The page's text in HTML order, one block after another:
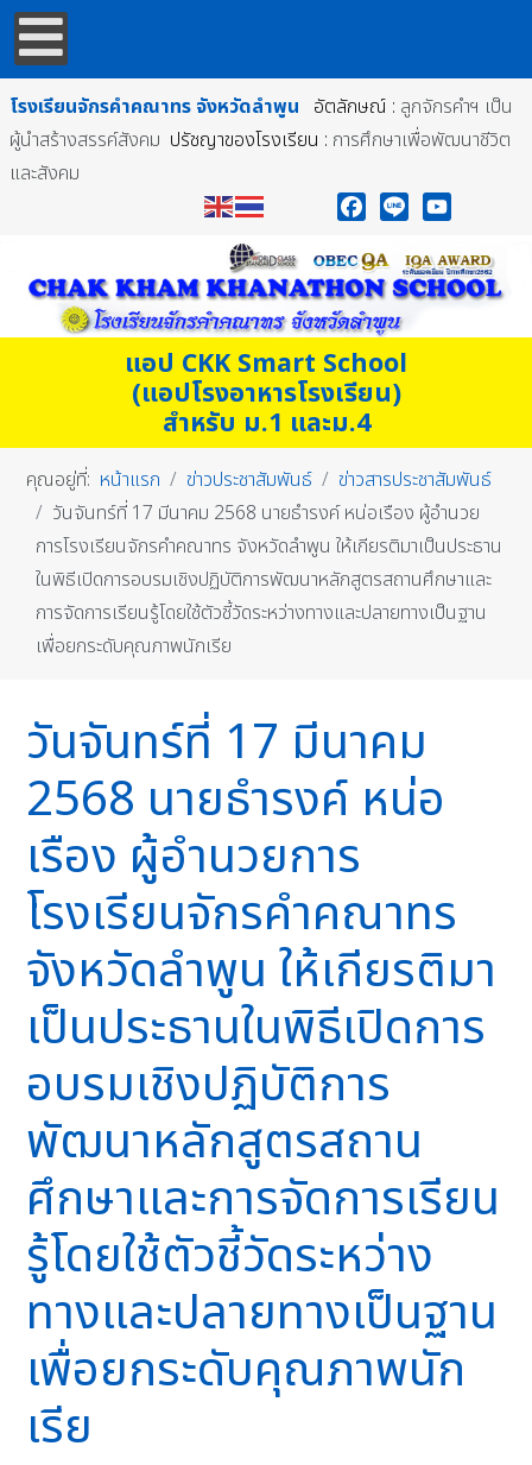
โรงเรียนจักรคำคณาทร จังหวัดลำพูน อัตลักษณ์ : ลูกจักรคำฯ เป็น
ผู้นำสร้างสรรค์สังคม ปรัชญาของโรงเรียน : การศึกษาเพื่อพัฒนาชีวิต
และสังคม
แอป CKK Smart School
(แอปโรงอาหารโรงเรียน)
สำหรับ ม.1 และม.4
คุณอยู่ที่: หน้าแรก ข่าวประชาสัมพันธ์
ข่าวสารประชาสัมพันธ์
วันจันทร์ที่ 17 มีนาคม 2568 นายธำรงค์ หน่อเรือง ผู้อำนวย
การโรงเรียนจักรคำคณาทร จังหวัดลำพูน ให้เกียรติมาเป็นประธาน
ในพิธีเปิดการอบรมเชิงปฏิบัติการพัฒนาหลักสูตรสถานศึกษาและ
การจัดการเรียนรู้โดยใช้ตัวชี้วัดระหว่างทางและปลายทางเป็นฐาน
เพื่อยกระดับคุณภาพนักเรีย
วันจันทร์ที่ 17 มีนาคม
2568 นายธำรงค์ หน่อ
เรือง ผู้อำนวยการ
โรงเรียนจักรคำคณาทร
จังหวัดลำพูน ให้เกียรติมา
เป็นประธานในพิธีเปิดการ
อบรมเชิงปฏิบัติการ
พัฒนาหลักสูตรสถาน
ศึกษาและการจัดการเรียน
รู้โดยใช้ตัวชี้วัดระหว่าง
ทางและปลายทางเป็นฐาน
เพื่อยกระดับคุณภาพนัก
เรีย